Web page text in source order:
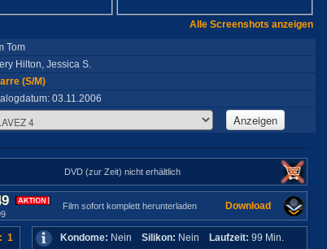
Alle Screenshots anzeigen
Tom
Hilton, Jessica S.
(S/M)
03.11.2006
Anzeigen
DVD (zur Zeit) nicht erhältlich
Film sofort komplett herunterladen Download
1 Kondome: Nein Silikon: Nein Laufzeit: 99 Min.